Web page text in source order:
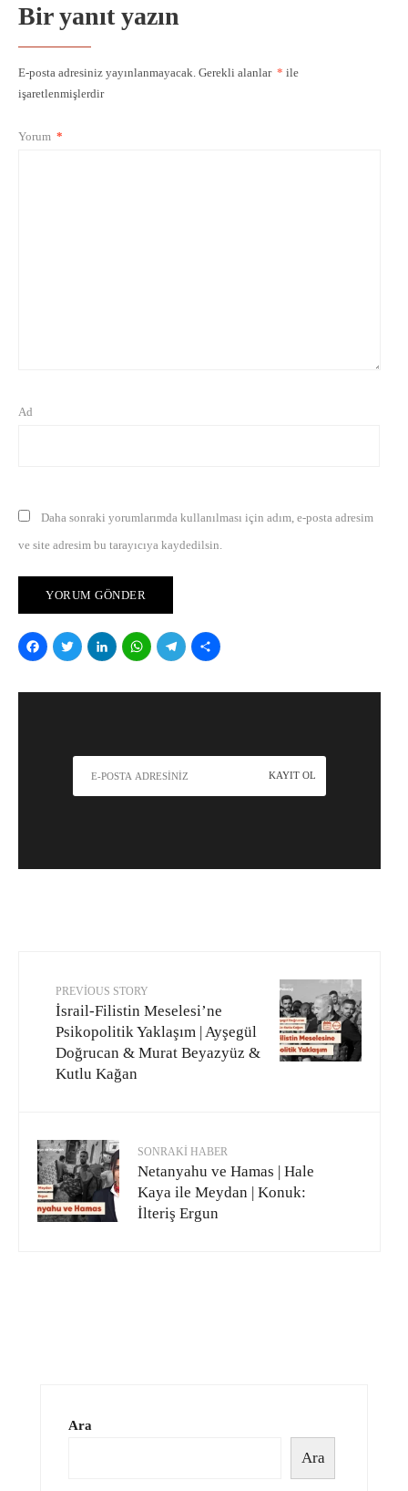
Bir yanıt yazın
E-posta adresiniz yayınlanmayacak. Gerekli alanlar * ile
işaretlenmişlerdir
Yorum *
Ad
Daha sonraki yorumlarımda kullanılması için adım, e-posta adresim
ve site adresim bu tarayıcıya kaydedilsin.
Facebook
Twitter
LinkedIn
WhatsApp
Telegram
PREVIOUS STORY
İsrail-Filistin Meselesi’ne
Psikopolitik Yaklaşım | Ayşegül
Doğrucan & Murat Beyazyüz &
Kutlu Kağan
SONRAKI HABER
Netanyahu ve Hamas | Hale
Kaya ile Meydan | Konuk:
İlteriş Ergun
Ara
Ara